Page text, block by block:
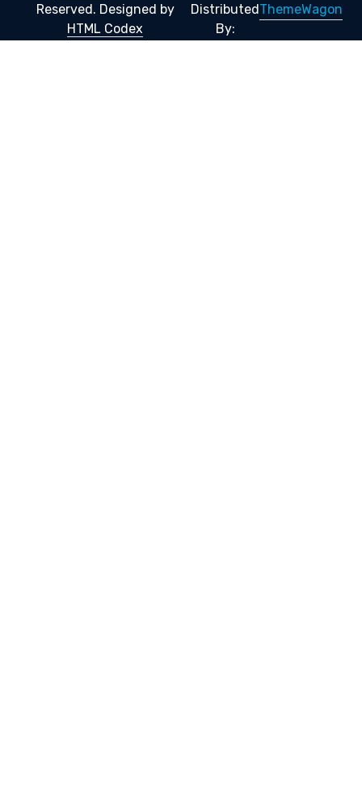
Reserved. Designed by
HTML Codex
Distributed
By:
ThemeWagon